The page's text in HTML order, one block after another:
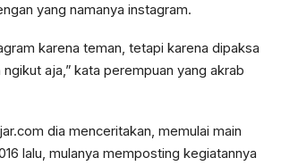
yang namanya instagram.
karena teman, tetapi karena dipaksa
ngikut aja,” kata perempuan yang akrab
dia menceritakan, memulai main
lalu, mulanya memposting kegiatannya